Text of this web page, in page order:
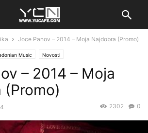
Joce Panov – 2014 – Moja Najdobra (Promo)
Music Novosti
– 2014 – Moja
0
2302